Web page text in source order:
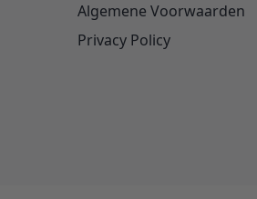
Algemene Voorwaarden
Privacy Policy